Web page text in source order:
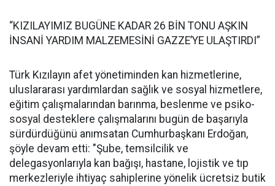
“KIZILAYIMIZ BUGÜNE KADAR 26 BİN TONU AŞKIN
İNSANİ YARDIM MALZEMESİNİ GAZZE’YE ULAŞTIRDI”
Türk Kızılayın afet yönetiminden kan hizmetlerine,
uluslararası yardımlardan sağlık ve sosyal hizmetlere,
eğitim çalışmalarından barınma, beslenme ve psiko-
sosyal desteklere çalışmalarını bugün de başarıyla
sürdürdüğünü anımsatan Cumhurbaşkanı Erdoğan,
şöyle devam etti: "Şube, temsilcilik ve
delegasyonlarıyla kan bağışı, hastane, lojistik ve tıp
merkezleriyle ihtiyaç sahiplerine yönelik ücretsiz butik